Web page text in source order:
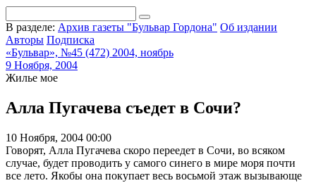
В разделе: Архив газеты "Бульвар Гордона" Об издании
Авторы Подписка
«Бульвар», №45 (472) 2004, ноябрь
9 Ноября, 2004
Жилье мое
Алла Пугачева съедет в Сочи?
10 Ноября, 2004 00:00
Говорят, Алла Пугачева скоро переедет в Сочи, во всяком
случае, будет проводить у самого синего в мире моря почти
все лето. Якобы она покупает весь восьмой этаж вызывающе